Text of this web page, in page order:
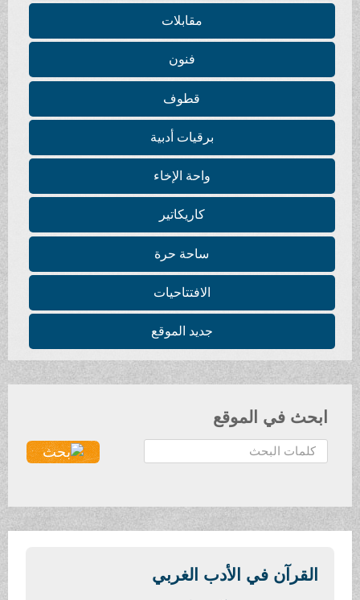
مقابلات
فنون
قطوف
برقيات أدبية
واحة الإخاء
كاريكاتير
ساحة حرة
الافتتاحيات
جديد الموقع
ابحث في الموقع
ح
ث
القرآن في الأدب الغربي